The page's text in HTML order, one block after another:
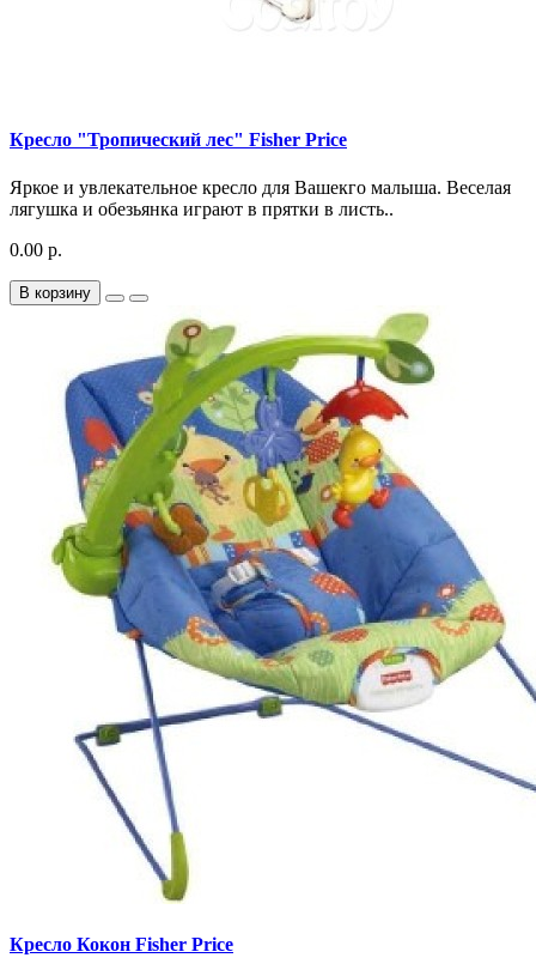
Кресло "Тропический лес" Fisher Price
Яркое и увлекательное кресло для Вашекго малыша. Веселая
лягушка и обезьянка играют в прятки в листь..
0.00 р.
В корзину
Кресло Кокон Fisher Price